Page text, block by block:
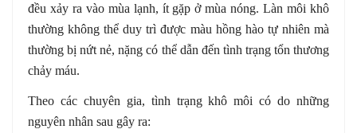
đều xảy ra vào mùa lạnh, ít gặp ở mùa nóng. Làn môi khô
thường không thể duy trì được màu hồng hào tự nhiên mà
thường bị nứt nẻ, nặng có thể dẫn đến tình trạng tổn thương
chảy máu.
Theo các chuyên gia, tình trạng khô môi có do những
nguyên nhân sau gây ra: